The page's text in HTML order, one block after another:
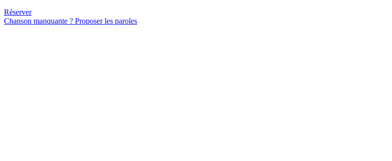
Réserver
Chanson manquante ? Proposer les paroles